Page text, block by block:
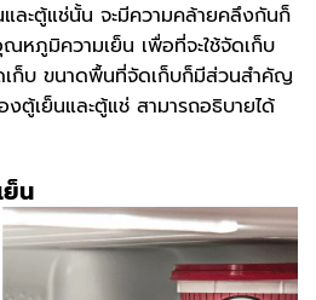
และตู้แช่นั้น จะมีความคล้ายคลึงกันก็
หภูมิความเย็น เพื่อที่จะใช้จัดเก็บ
ก็บ ขนาดพื้นที่จัดเก็บก็มีส่วนสำคัญ
ตู้เย็นและตู้แช่ สามารถอธิบายได้
ย็น